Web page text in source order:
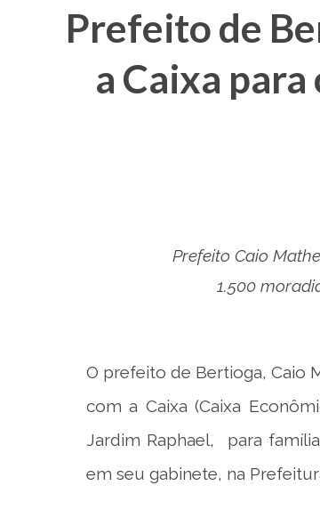
Prefeito de
a Caixa
Prefeito Caio
1.500
O prefeito de Bertioga, Caio
com a Caixa (Caixa
Jardim Raphael, para
em seu gabinete, na